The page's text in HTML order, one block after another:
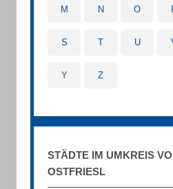
M N O
S T U
Y Z
STÄDTE IM UMKREIS
OSTFRIESL